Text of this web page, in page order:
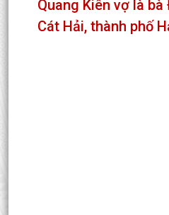
Quang Kiên vợ là
Cát Hải, thành phố